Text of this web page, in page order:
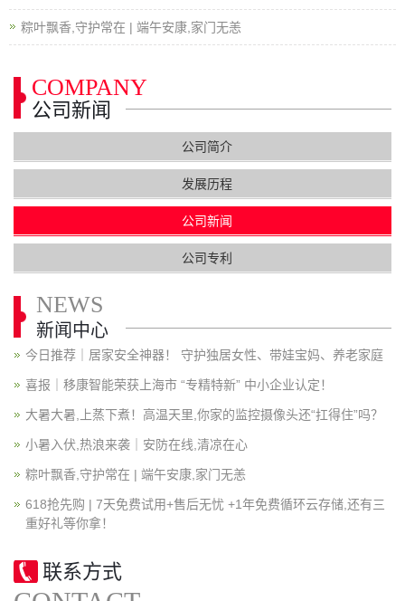
粽叶飘香,守护常在 | 端午安康,家门无恙
COMPANY
公司新闻
公司简介
发展历程
公司新闻
公司专利
NEWS
新闻中心
今日推荐｜居家安全神器！ 守护独居女性、带娃宝妈、养老家庭
喜报｜移康智能荣获上海市 “专精特新” 中小企业认定！
大暑大暑,上蒸下煮！高温天里,你家的监控摄像头还“扛得住”吗？
小暑入伏,热浪来袭｜安防在线,清凉在心
粽叶飘香,守护常在 | 端午安康,家门无恙
618抢先购 | 7天免费试用+售后无忧 +1年免费循环云存储,还有三
重好礼等你拿！
联系方式